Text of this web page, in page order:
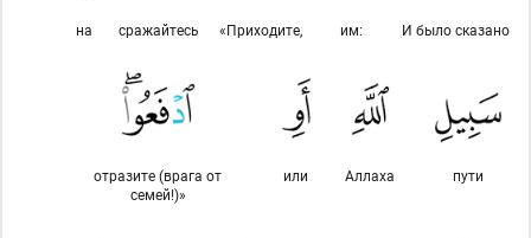
И было сказано
им:
«Приходите,
сражайтесь
на
пути
Аллаха
или
отразите (врага от
семей!)»